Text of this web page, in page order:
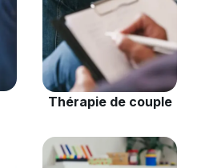
Thérapie de couple